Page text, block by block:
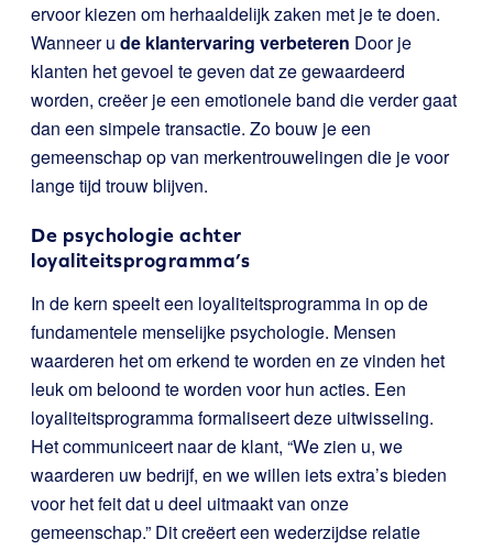
ervoor kiezen om herhaaldelijk zaken met je te doen.
Wanneer u de klantervaring verbeteren Door je
klanten het gevoel te geven dat ze gewaardeerd
worden, creëer je een emotionele band die verder gaat
dan een simpele transactie. Zo bouw je een
gemeenschap op van merkentrouwelingen die je voor
lange tijd trouw blijven.
De psychologie achter
loyaliteitsprogramma’s
In de kern speelt een loyaliteitsprogramma in op de
fundamentele menselijke psychologie. Mensen
waarderen het om erkend te worden en ze vinden het
leuk om beloond te worden voor hun acties. Een
loyaliteitsprogramma formaliseert deze uitwisseling.
Het communiceert naar de klant, “We zien u, we
waarderen uw bedrijf, en we willen iets extra’s bieden
voor het feit dat u deel uitmaakt van onze
gemeenschap.” Dit creëert een wederzijdse relatie